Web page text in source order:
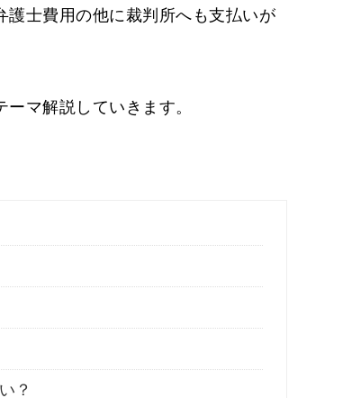
士費用の他に裁判所へも支払いが
マ解説していきます。
？